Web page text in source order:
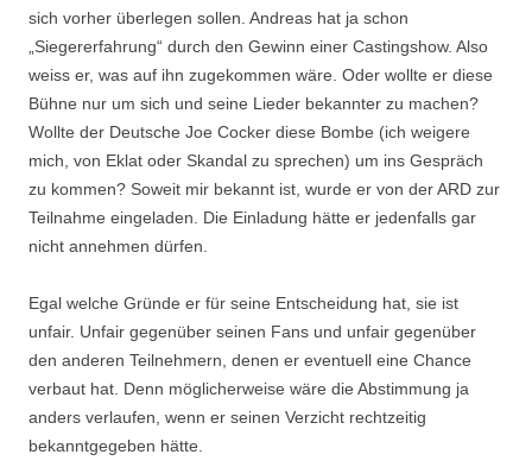
sich vorher überlegen sollen. Andreas hat ja schon
„Siegererfahrung“ durch den Gewinn einer Castingshow. Also
weiss er, was auf ihn zugekommen wäre. Oder wollte er diese
Bühne nur um sich und seine Lieder bekannter zu machen?
Wollte der Deutsche Joe Cocker diese Bombe (ich weigere
mich, von Eklat oder Skandal zu sprechen) um ins Gespräch
zu kommen? Soweit mir bekannt ist, wurde er von der ARD zur
Teilnahme eingeladen. Die Einladung hätte er jedenfalls gar
nicht annehmen dürfen.
Egal welche Gründe er für seine Entscheidung hat, sie ist
unfair. Unfair gegenüber seinen Fans und unfair gegenüber
den anderen Teilnehmern, denen er eventuell eine Chance
verbaut hat. Denn möglicherweise wäre die Abstimmung ja
anders verlaufen, wenn er seinen Verzicht rechtzeitig
bekanntgegeben hätte.